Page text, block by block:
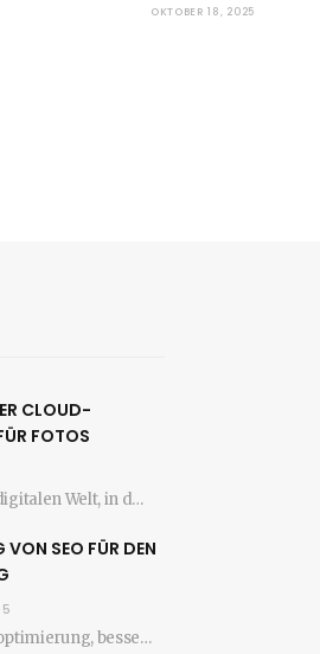
OKTOBER 18, 2025
CLOUD-
FOTOS
In der heutigen digitalen Welt, in der die Anzahl der aufgenommenen Fotos stetig zunimmt, wird…
VON SEO FÜR DEN
Suchmaschinenoptimierung, besser bekannt als SEO, ist ein entscheidender Faktor für den Erfolg jeder Website im…